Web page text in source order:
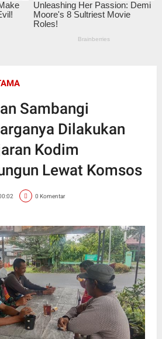
Sambangi
Dilakukan
Kodim
Lewat Komsos
0 Komentar